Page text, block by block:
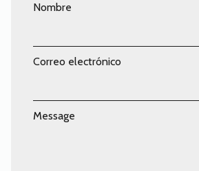
Nombre
Correo electrónico
Message